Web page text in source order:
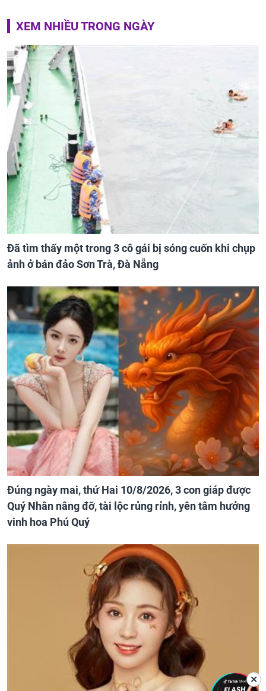
XEM NHIỀU TRONG NGÀY
Đã tìm thấy một trong 3 cô gái bị sóng cuốn khi chụp
ảnh ở bán đảo Sơn Trà, Đà Nẵng
Đúng ngày mai, thứ Hai 10/8/2026, 3 con giáp được
Quý Nhân nâng đỡ, tài lộc rủng rỉnh, yên tâm hưởng
vinh hoa Phú Quý
✕